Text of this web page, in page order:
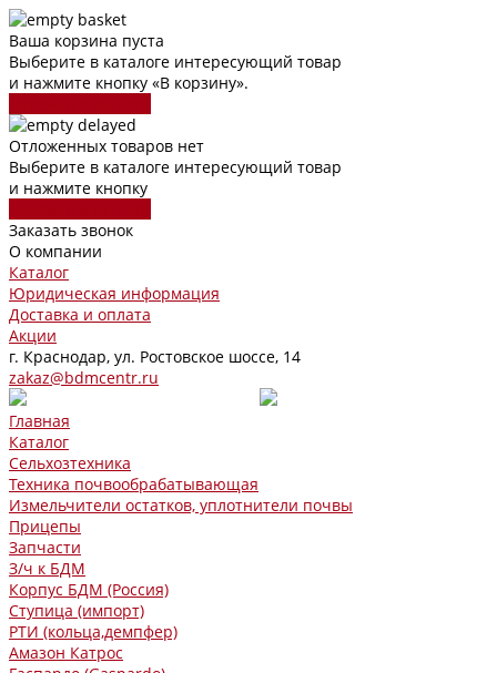
Ваша корзина пуста
Выберите в каталоге интересующий товар
и нажмите кнопку «В корзину».
Отложенных товаров нет
Выберите в каталоге интересующий товар
и нажмите кнопку
Заказать звонок
О компании
Каталог
Юридическая информация
Доставка и оплата
Акции
г. Краснодар, ул. Ростовское шоссе, 14
zakaz@bdmcentr.ru
Главная
Каталог
Сельхозтехника
Техника почвообрабатывающая
Измельчители остатков, уплотнители почвы
Прицепы
Запчасти
З/ч к БДМ
Корпус БДМ (Россия)
Ступица (импорт)
РТИ (кольца,демпфер)
Амазон Катрос